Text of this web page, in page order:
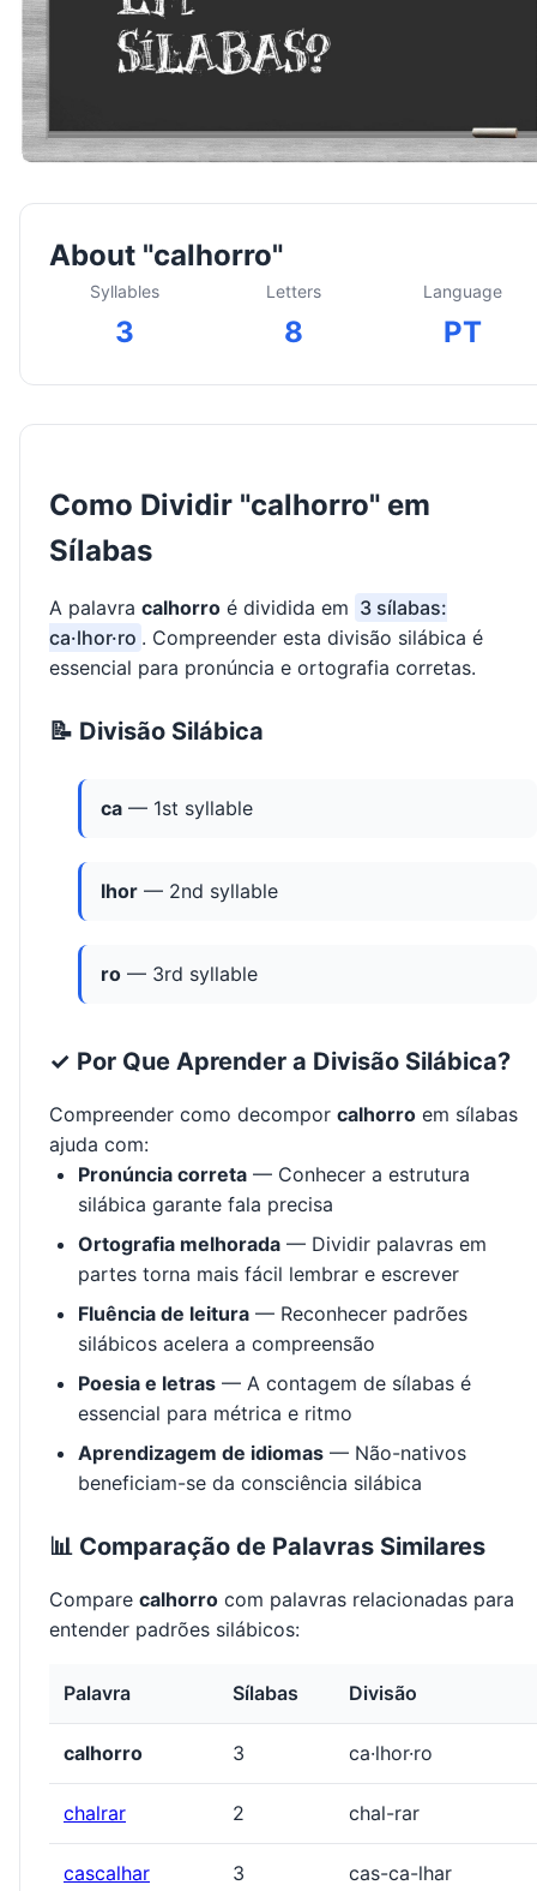
About "calhorro"
Syllables
3
Letters
8
Language
PT
Como Dividir "calhorro" em
Sílabas
A palavra calhorro é dividida em 3 sílabas:
ca·lhor·ro . Compreender esta divisão silábica é
essencial para pronúncia e ortografia corretas.
📝 Divisão Silábica
ca — 1st syllable
lhor — 2nd syllable
ro — 3rd syllable
✓ Por Que Aprender a Divisão Silábica?
Compreender como decompor calhorro em sílabas
ajuda com:
Pronúncia correta — Conhecer a estrutura
silábica garante fala precisa
Ortografia melhorada — Dividir palavras em
partes torna mais fácil lembrar e escrever
Fluência de leitura — Reconhecer padrões
silábicos acelera a compreensão
Poesia e letras — A contagem de sílabas é
essencial para métrica e ritmo
Aprendizagem de idiomas — Não-nativos
beneficiam-se da consciência silábica
📊 Comparação de Palavras Similares
Compare calhorro com palavras relacionadas para
entender padrões silábicos:
Palavra Sílabas Divisão
calhorro 3 ca·lhor·ro
chalrar 2 chal-rar
cascalhar 3 cas-ca-lhar